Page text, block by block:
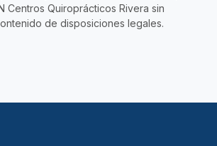
Centros Quiroprácticos Rivera sin
de disposiciones legales.